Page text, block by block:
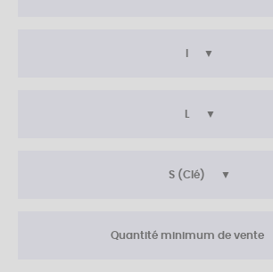
L
S (Clé)
Quantité minimum de vente